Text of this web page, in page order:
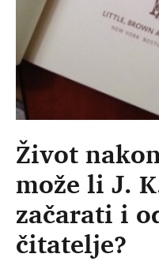
Život
može li J.
začarati i
čitatelje?